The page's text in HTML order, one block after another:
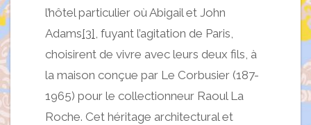
l’hôtel particulier où Abigail et John
Adams[3], fuyant l’agitation de Paris,
choisirent de vivre avec leurs deux fils, à
la maison conçue par Le Corbusier (187-
1965) pour le collectionneur Raoul La
Roche. Cet héritage architectural et